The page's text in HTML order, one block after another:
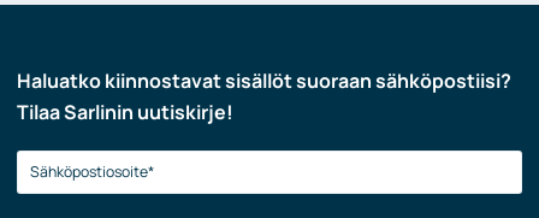
Haluatko kiinnostavat sisällöt suoraan sähköpostiisi?
Tilaa Sarlinin uutiskirje!